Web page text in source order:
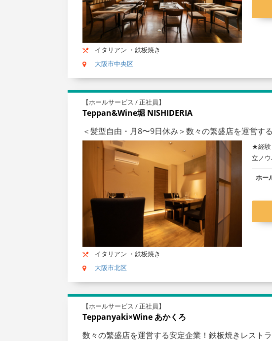
イタリアン ・鉄板焼き
大阪市中央区
【ホールサービス / 正社員】
Teppan&Wine堀 NISHIDERIA
＜髪型自由・月8〜9日休み＞数々の繁盛店を運営
イタリアン ・鉄板焼き
大阪市北区
★経験
立ノ
ホー
【ホールサービス / 正社員】
Teppanyaki×Wine あかくろ
数々の繁盛店を運営する安定企業！鉄板焼きレスト